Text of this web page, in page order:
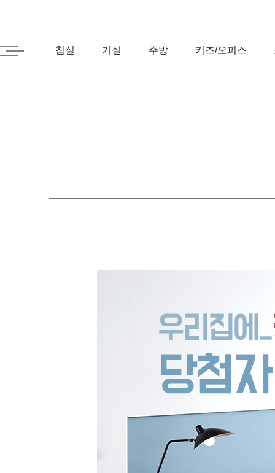
침실 거실 주방 키즈/오피스